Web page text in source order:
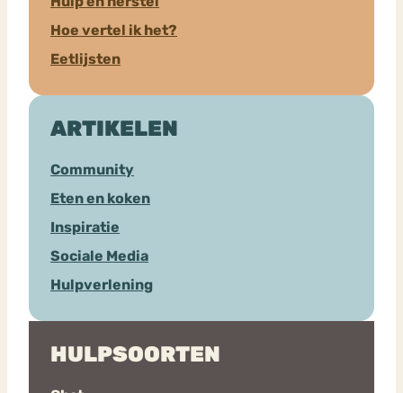
Hoe vertel ik het?
Eetlijsten
ARTIKELEN
Community
Eten en koken
Inspiratie
Sociale Media
Hulpverlening
HULPSOORTEN